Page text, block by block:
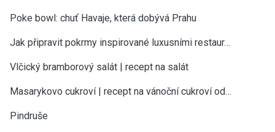
Poke bowl: chuť Havaje, která dobývá Prahu
Jak připravit pokrmy inspirované luxusními restaur…
Vlčický bramborový salát | recept na salát
Masarykovo cukroví | recept na vánoční cukroví od…
Pindruše